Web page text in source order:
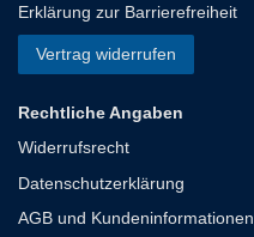
Erklärung zur Barrierefreiheit
Vertrag widerrufen
Rechtliche Angaben
Widerrufsrecht
Datenschutzerklärung
AGB und Kundeninformationen